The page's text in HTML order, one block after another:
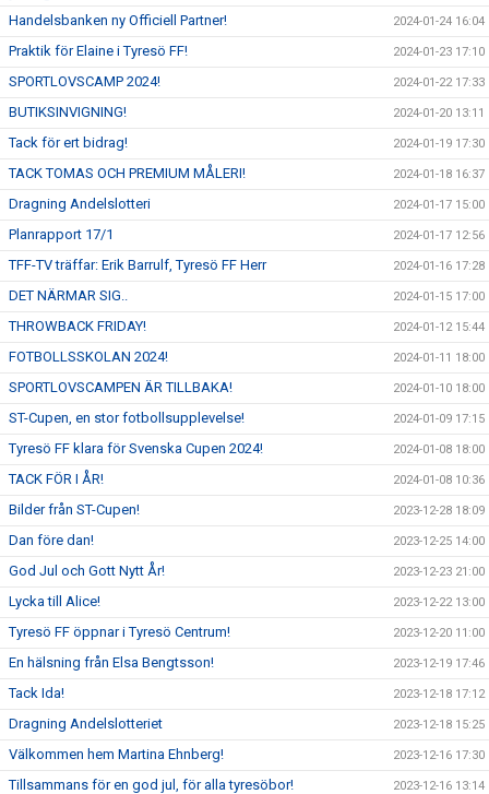
Handelsbanken ny Officiell Partner! 2024-01-24 16:04
Praktik för Elaine i Tyresö FF! 2024-01-23 17:10
SPORTLOVSCAMP 2024! 2024-01-22 17:33
BUTIKSINVIGNING! 2024-01-20 13:11
Tack för ert bidrag! 2024-01-19 17:30
TACK TOMAS OCH PREMIUM MÅLERI! 2024-01-18 16:37
Dragning Andelslotteri 2024-01-17 15:00
Planrapport 17/1 2024-01-17 12:56
TFF-TV träffar: Erik Barrulf, Tyresö FF Herr 2024-01-16 17:28
DET NÄRMAR SIG.. 2024-01-15 17:00
THROWBACK FRIDAY! 2024-01-12 15:44
FOTBOLLSSKOLAN 2024! 2024-01-11 18:00
SPORTLOVSCAMPEN ÄR TILLBAKA! 2024-01-10 18:00
ST-Cupen, en stor fotbollsupplevelse! 2024-01-09 17:15
Tyresö FF klara för Svenska Cupen 2024! 2024-01-08 18:00
TACK FÖR I ÅR! 2024-01-08 10:36
Bilder från ST-Cupen! 2023-12-28 18:09
Dan före dan! 2023-12-25 14:00
God Jul och Gott Nytt År! 2023-12-23 21:00
Lycka till Alice! 2023-12-22 13:00
Tyresö FF öppnar i Tyresö Centrum! 2023-12-20 11:00
En hälsning från Elsa Bengtsson! 2023-12-19 17:46
Tack Ida! 2023-12-18 17:12
Dragning Andelslotteriet 2023-12-18 15:25
Välkommen hem Martina Ehnberg! 2023-12-16 17:30
Tillsammans för en god jul, för alla tyresöbor! 2023-12-16 13:14